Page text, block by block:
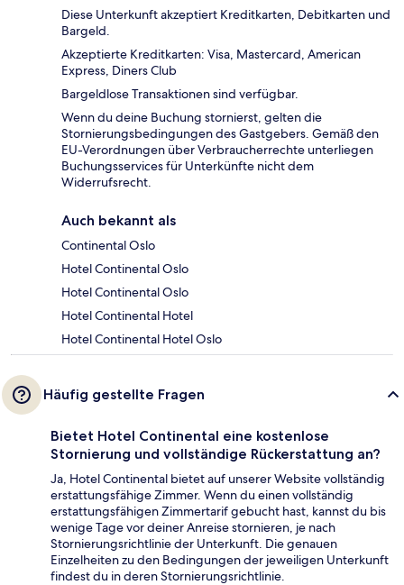
Diese Unterkunft akzeptiert Kreditkarten, Debitkarten und
Bargeld.
Akzeptierte Kreditkarten: Visa, Mastercard, American
Express, Diners Club
Bargeldlose Transaktionen sind verfügbar.
Wenn du deine Buchung stornierst, gelten die
Stornierungsbedingungen des Gastgebers. Gemäß den
EU-Verordnungen über Verbraucherrechte unterliegen
Buchungsservices für Unterkünfte nicht dem
Widerrufsrecht.
Auch bekannt als
Continental Oslo
Hotel Continental Oslo
Hotel Continental Oslo
Hotel Continental Hotel
Hotel Continental Hotel Oslo
Häufig gestellte Fragen
Bietet Hotel Continental eine kostenlose
Stornierung und vollständige Rückerstattung an?
Ja, Hotel Continental bietet auf unserer Website vollständig
erstattungsfähige Zimmer. Wenn du einen vollständig
erstattungsfähigen Zimmertarif gebucht hast, kannst du bis
wenige Tage vor deiner Anreise stornieren, je nach
Stornierungsrichtlinie der Unterkunft. Die genauen
Einzelheiten zu den Bedingungen der jeweiligen Unterkunft
findest du in deren Stornierungsrichtlinie.